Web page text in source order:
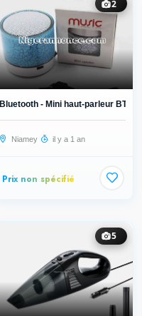
2
Bluetooth - Mini haut-parleur BT4
Niamey il y a 1 an
Prix non spécifié
5